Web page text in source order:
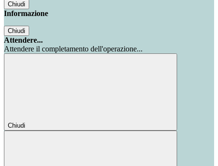
Chiudi
Informazione
Chiudi
Attendere...
Attendere il completamento dell'operazione...
Chiudi